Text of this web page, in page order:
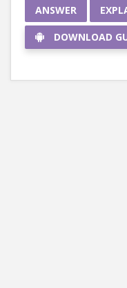
ANSWER
DOWNLOAD